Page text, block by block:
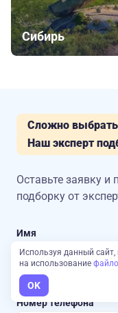
Сибирь
Сложно
Наш эксперт
Оставьте заявку и
подборку от
Имя
Номер телефона
Используя данный сайт,
на использование
OK